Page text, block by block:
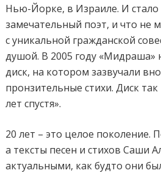
Нью-Йорке, в Израиле. И стало
замечательный поэт, и что не
с уникальной гражданской
душой. В 2005 году «Мидраша»
диск, на котором зазвучали
пронзительные стихи. Диск так
лет спустя».
20 лет – это целое поколение.
а тексты песен и стихов Саши
актуальными, как будто они